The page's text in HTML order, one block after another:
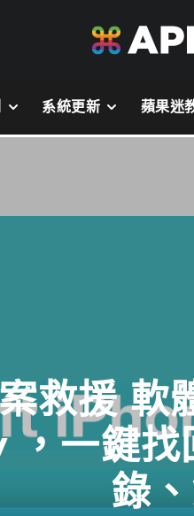
系統更新 蘋果迷
救援
一鍵找
錄